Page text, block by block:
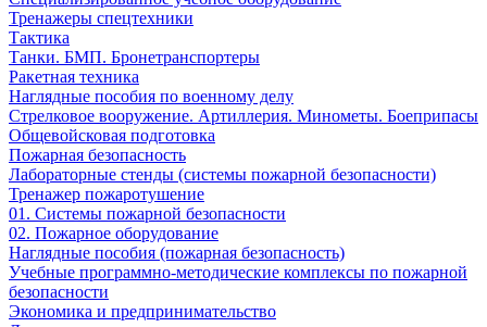
Тренажеры спецтехники
Тактика
Танки. БМП. Бронетранспортеры
Ракетная техника
Наглядные пособия по военному делу
Стрелковое вооружение. Артиллерия. Минометы. Боеприпасы
Общевойсковая подготовка
Пожарная безопасность
Лабораторные стенды (системы пожарной безопасности)
Тренажер пожаротушение
01. Системы пожарной безопасности
02. Пожарное оборудование
Наглядные пособия (пожарная безопасность)
Учебные программно-методические комплексы по пожарной
безопасности
Экономика и предпринимательство